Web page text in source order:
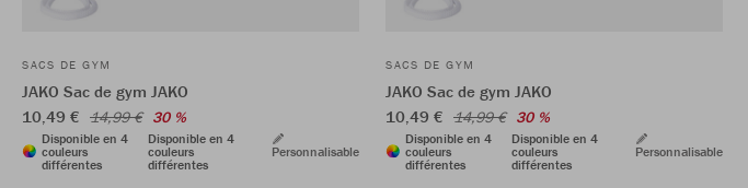
SACS DE GYM
JAKO Sac de gym JAKO
10,49 € 14,99 € 30 %
Disponible en 4
couleurs
différentes
Disponible en 4
couleurs
différentes
Personnalisable
SACS DE GYM
JAKO Sac de gym JAKO
10,49 € 14,99 € 30 %
Disponible en 4
couleurs
différentes
Disponible en 4
couleurs
différentes
Personnalisable